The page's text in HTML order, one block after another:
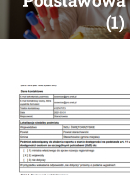
DOKUMENTY
PROJEKTY
WYKUS
(1)